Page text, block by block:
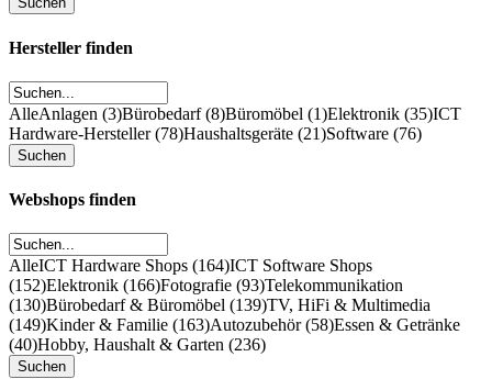
Hersteller finden
AlleAnlagen (3)Bürobedarf (8)Büromöbel (1)Elektronik (35)ICT
Hardware-Hersteller (78)Haushaltsgeräte (21)Software (76)
Webshops finden
AlleICT Hardware Shops (164)ICT Software Shops
(152)Elektronik (166)Fotografie (93)Telekommunikation
(130)Bürobedarf & Büromöbel (139)TV, HiFi & Multimedia
(149)Kinder & Familie (163)Autozubehör (58)Essen & Getränke
(40)Hobby, Haushalt & Garten (236)